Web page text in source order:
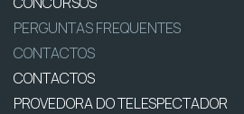
PERGUNTAS FREQUENTES
CONTACTOS
CONTACTOS
PROVEDORA DO TELESPECTADOR